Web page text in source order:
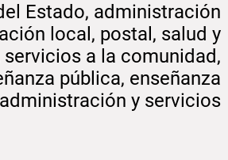
Estado, administración
local, postal, salud y
a la comunidad,
pública, enseñanza
y servicios.